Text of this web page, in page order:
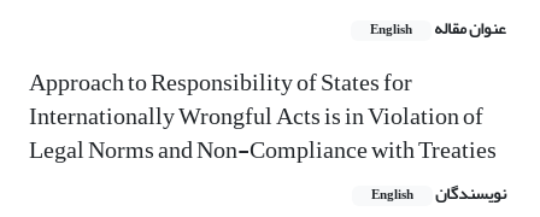
عنوان مقاله English
Approach to Responsibility of States for
Internationally Wrongful Acts is in Violation of
Legal Norms and Non-Compliance with Treaties
نویسندگان English